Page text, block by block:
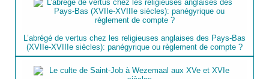
L’abrégé de vertus chez les religieuses anglaises des Pays-Bas
(XVIIe-XVIIIe siècles): panégyrique ou règlement de compte ?